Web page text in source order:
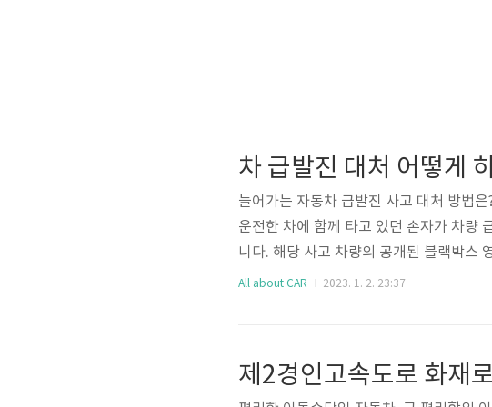
차 급발진 대처 어떻게
늘어가는 자동차 급발진 사고 대처 방법
운전한 차에 함께 타고 있던 손자가 차량
니다. 해당 사고 차량의 공개된 블랙박스
소리가 담겨 더욱 안타까운 마음이 들었
밝혀지지 않은 상태입니다. 몇몇 실험 등
All about CAR 2023. 1. 2. 23:37